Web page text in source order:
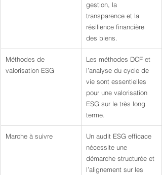
gestion, la
transparence et la
résilience financière
des biens.
Méthodes de
valorisation ESG
Les méthodes DCF et
l’analyse du cycle de
vie sont essentielles
pour une valorisation
ESG sur le très long
terme.
Marche à suivre
Un audit ESG efficace
nécessite une
démarche structurée et
l’alignement sur les